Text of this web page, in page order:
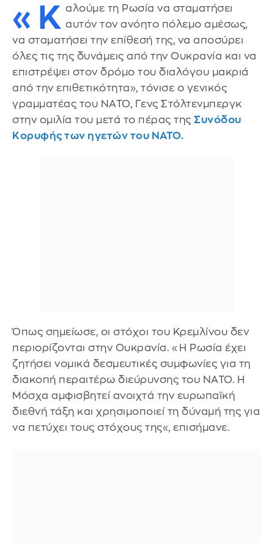
«Κ αλούμε τη Ρωσία να σταματήσει
αυτόν τον ανόητο πόλεμο αμέσως,
να σταματήσει την επίθεσή της, να αποσύρει
όλες τις της δυνάμεις από την Ουκρανία και να
επιστρέψει στον δρόμο του διαλόγου μακριά
από την επιθετικότητα», τόνισε ο γενικός
γραμματέας του ΝΑΤΟ, Γενς Στόλτενμπεργκ
στην ομιλία του μετά το πέρας της Συνόδου
Κορυφής των ηγετών του ΝΑΤΟ.
Όπως σημείωσε, οι στόχοι του Κρεμλίνου δεν
περιορίζονται στην Ουκρανία. «Η Ρωσία έχει
ζητήσει νομικά δεσμευτικές συμφωνίες για τη
διακοπή περαιτέρω διεύρυνσης του ΝΑΤΟ. Η
Μόσχα αμφισβητεί ανοιχτά την ευρωπαϊκή
διεθνή τάξη και χρησιμοποιεί τη δύναμή της για
να πετύχει τους στόχους της«, επισήμανε.